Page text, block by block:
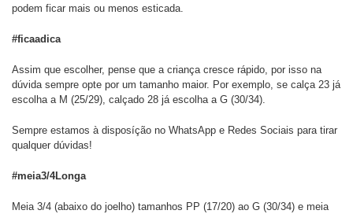
podem ficar mais ou menos esticada.
#ficaadica
Assim que escolher, pense que a criança cresce rápido, por isso na
dúvida sempre opte por um tamanho maior. Por exemplo, se calça 23 já
escolha a M (25/29), calçado 28 já escolha a G (30/34).
Sempre estamos à disposíção no WhatsApp e Redes Sociais para tirar
qualquer dúvidas!
#meia3/4Longa
Meia 3/4 (abaixo do joelho) tamanhos PP (17/20) ao G (30/34) e meia